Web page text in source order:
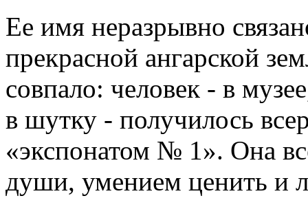
Ее имя неразрывно
прекрасной ангарской
совпало: человек - в
в шутку - получилось
«экспонатом № 1». Она
души, умением ценить и